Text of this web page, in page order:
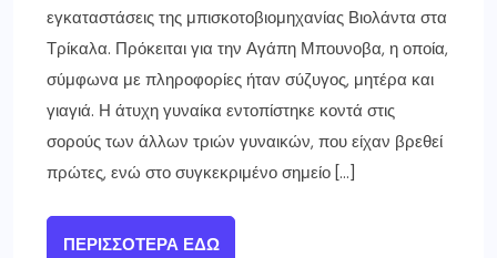
εγκαταστάσεις της μπισκοτοβιομηχανίας Βιολάντα στα
Τρίκαλα. Πρόκειται για την Αγάπη Μπουνοβα, η οποία,
σύμφωνα με πληροφορίες ήταν σύζυγος, μητέρα και
γιαγιά. Η άτυχη γυναίκα εντοπίστηκε κοντά στις
σορούς των άλλων τριών γυναικών, που είχαν βρεθεί
πρώτες, ενώ στο συγκεκριμένο σημείο […]
ΠΕΡΙΣΣΌΤΕΡΑ ΕΔΏ